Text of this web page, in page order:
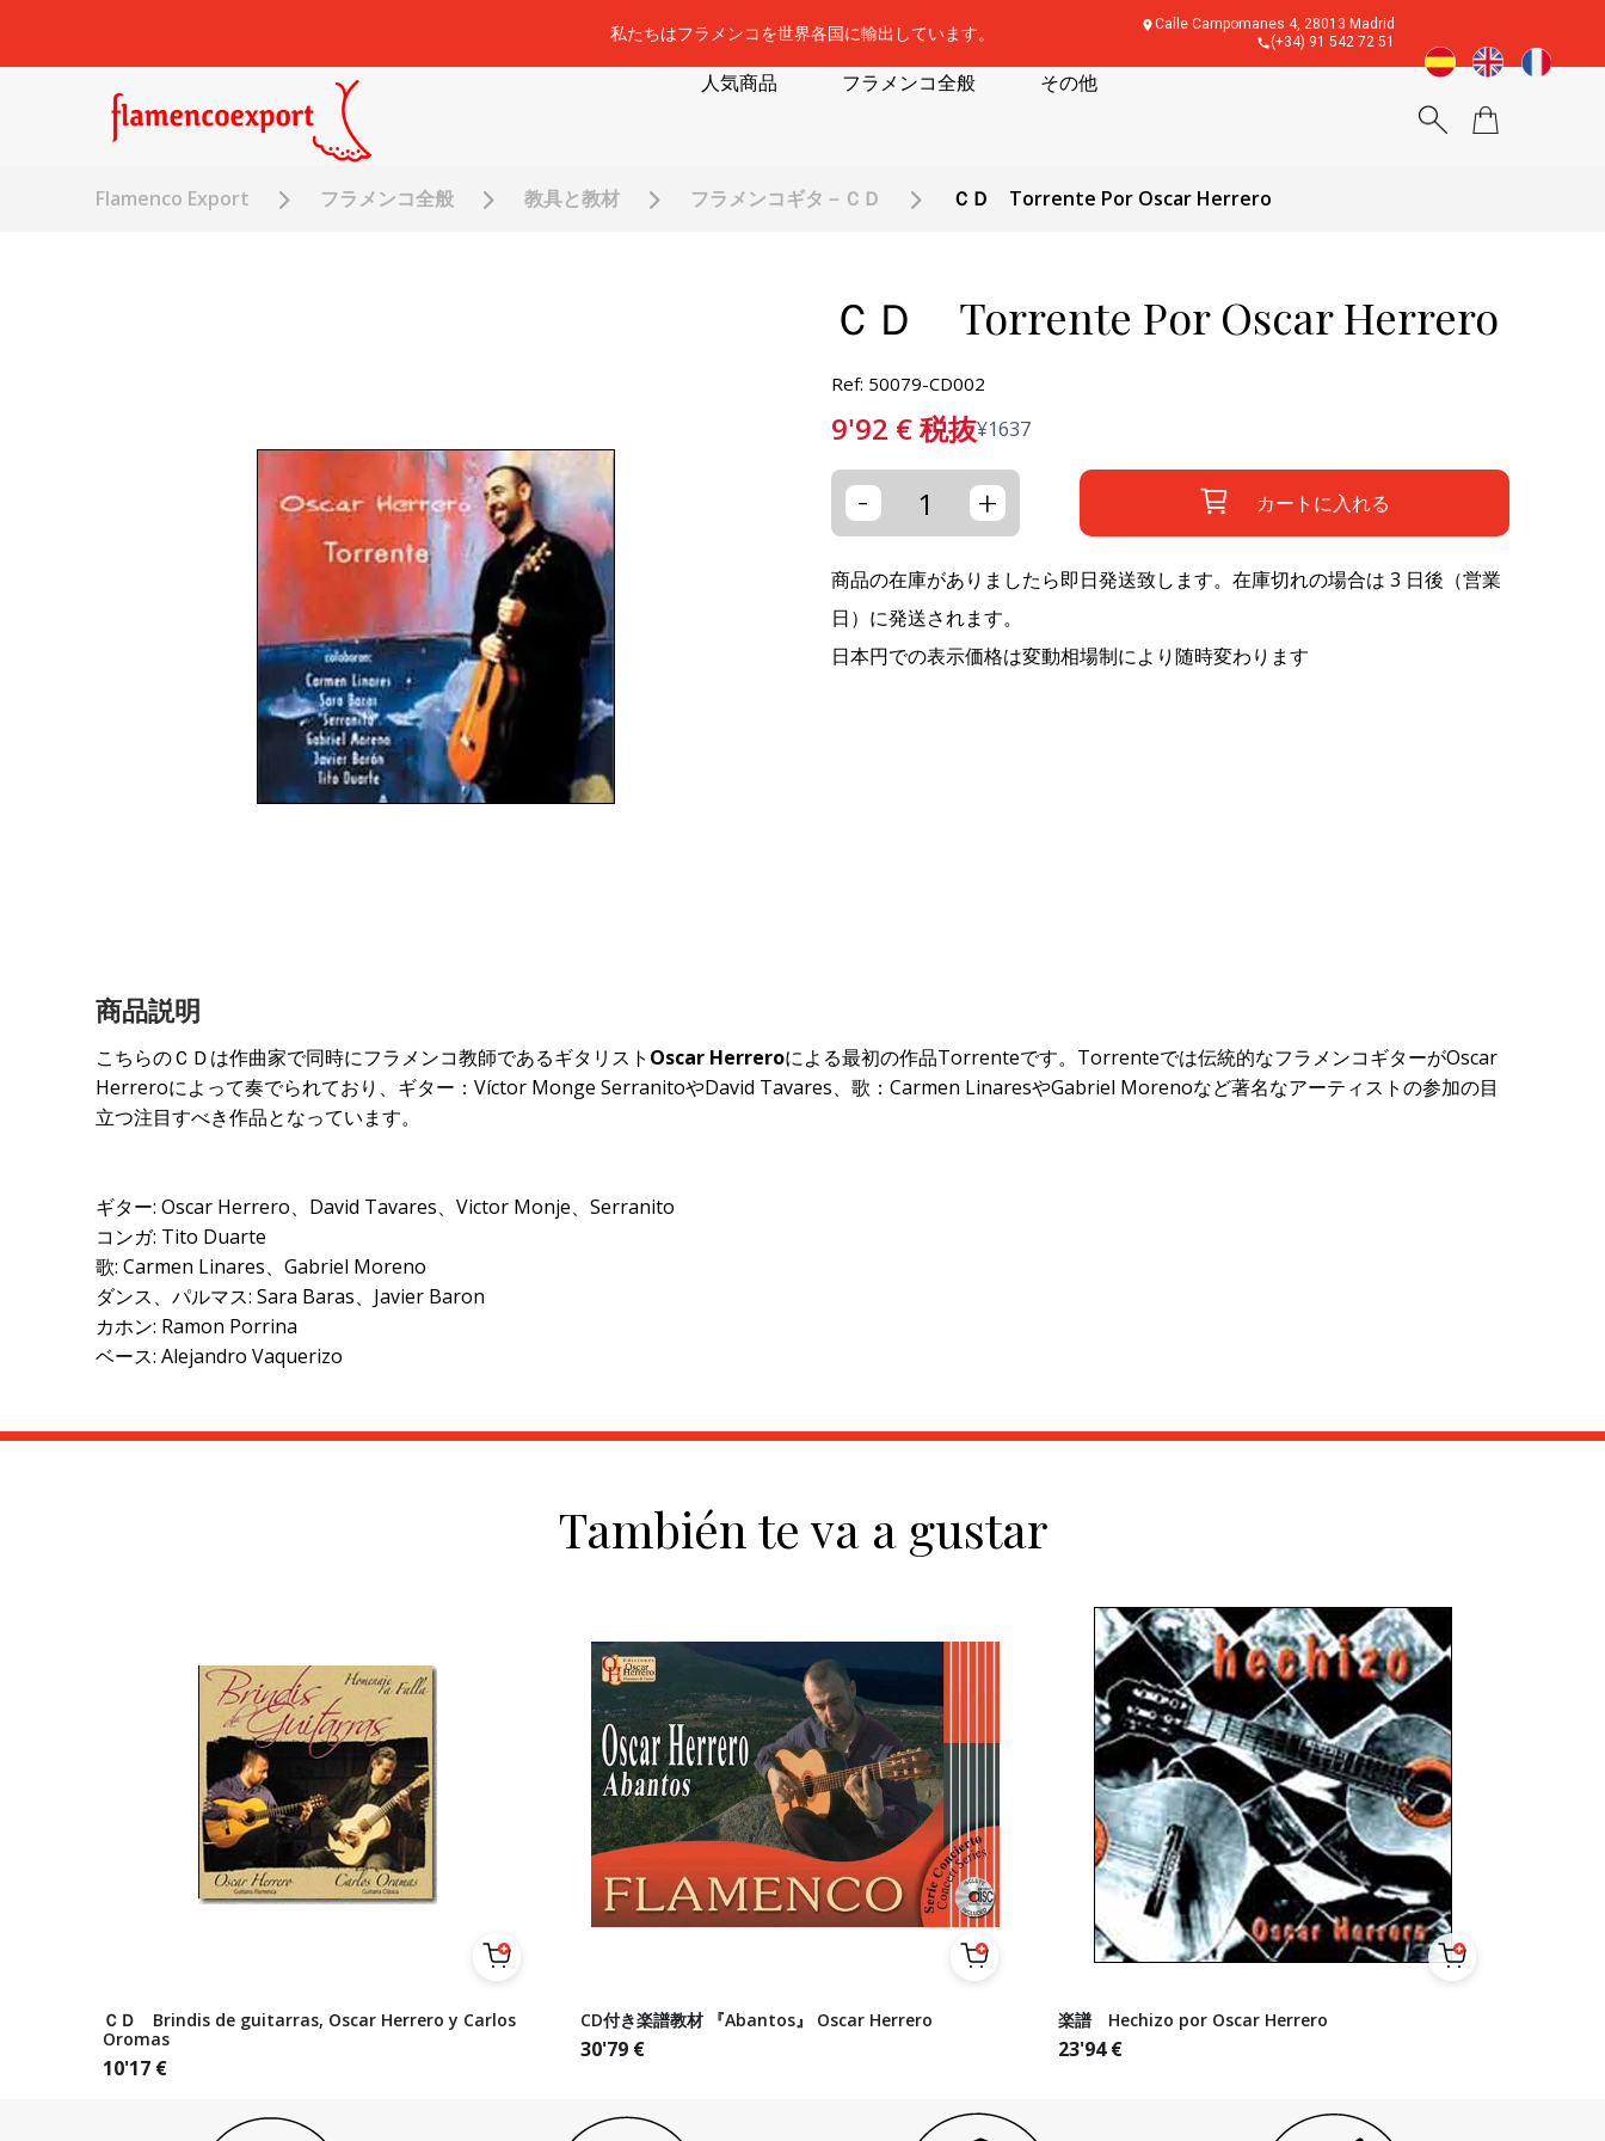
私たちはフラメンコを世界各国に輸出しています。
Calle Campomanes 4, 28013 Madrid
(+34) 91 542 72 51
人気商品 フラメンコ全般 その他
Flamenco Export フラメンコ全般 教具と教材 フラメンコギタ－ＣＤ ＣＤ Torrente Por Oscar Herrero
ＣＤ Torrente Por Oscar Herrero
Ref: 50079-CD002
9'92 €税抜¥1637
- + カートに入れる
商品の在庫がありましたら即日発送致します。在庫切れの場合は 3 日後（営業
日）に発送されます。
日本円での表示価格は変動相場制により随時変わります
商品説明
こちらのＣＤは作曲家で同時にフラメンコ教師であるギタリスト Oscar Herreroによる最初の作品Torrenteです。 Torrenteでは伝統的なフラメンコギターがOscar
Herreroによって奏でられており、ギター： Víctor Monge SerranitoやDavid Tavares、歌： Carmen LinaresやGabriel Morenoなど著名なアーティストの参加の目
立つ注目すべき作品となっています。
ギター: Oscar Herrero、David Tavares、Victor Monje、Serranito
コンガ: Tito Duarte
歌: Carmen Linares、Gabriel Moreno
ダンス、パルマス: Sara Baras、Javier Baron
カホン: Ramon Porrina
ベース: Alejandro Vaquerizo
También te va a gustar
ＣＤ Brindis de guitarras, Oscar Herrero y Carlos
Oromas
10'17 €
CD付き楽譜教材 『Abantos』 Oscar Herrero
30'79 €
楽譜 Hechizo por Oscar Herrero
23'94€